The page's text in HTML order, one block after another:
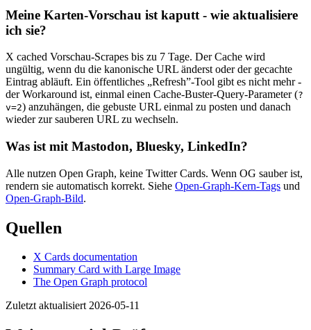
Meine Karten-Vorschau ist kaputt - wie aktualisiere
ich sie?
X cached Vorschau-Scrapes bis zu 7 Tage. Der Cache wird
ungültig, wenn du die kanonische URL änderst oder der gecachte
Eintrag abläuft. Ein öffentliches „Refresh”-Tool gibt es nicht mehr -
der Workaround ist, einmal einen Cache-Buster-Query-Parameter (?
v=2) anzuhängen, die gebuste URL einmal zu posten und danach
wieder zur sauberen URL zu wechseln.
Was ist mit Mastodon, Bluesky, LinkedIn?
Alle nutzen Open Graph, keine Twitter Cards. Wenn OG sauber ist,
rendern sie automatisch korrekt. Siehe Open-Graph-Kern-Tags und
Open-Graph-Bild.
Quellen
X Cards documentation
Summary Card with Large Image
The Open Graph protocol
Zuletzt aktualisiert 2026-05-11